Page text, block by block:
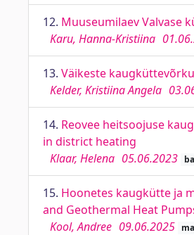
12. Muuseumilaev Valvase
Karu, Hanna-Kristiina
13. Väikeste
Kelder, Kristiina Angela
14. Reovee heitsoojuse
in district heating
Klaar, Helena 05.06.2023
15. Hoonetes kaugkütte ja
and Geothermal Heat
Kool, Andree 09.06.2025